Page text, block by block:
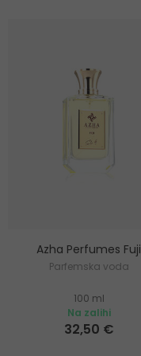
Azha Perfumes Fuji
Parfemska voda
100 ml
Na zalihi
32,50 €